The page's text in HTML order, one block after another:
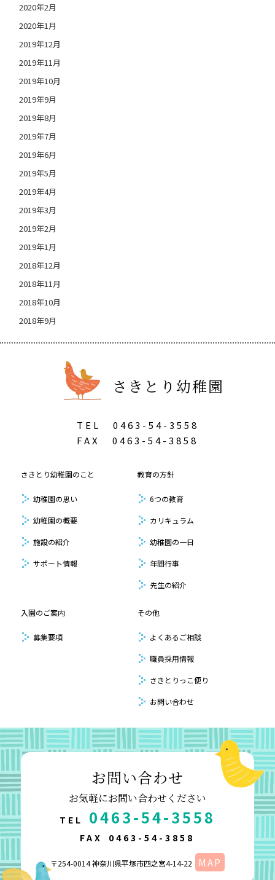
2020年2月
2020年1月
2019年12月
2019年11月
2019年10月
2019年9月
2019年8月
2019年7月
2019年6月
2019年5月
2019年4月
2019年3月
2019年2月
2019年1月
2018年12月
2018年11月
2018年10月
2018年9月
さきとり幼稚園
TEL
0463-54-3558
FAX
0463-54-3858
さきとり幼稚園のこと
幼稚園の思い
幼稚園の概要
施設の紹介
サポート情報
教育の方針
6つの教育
カリキュラム
幼稚園の一日
年間行事
先生の紹介
入園のご案内
募集要項
その他
よくあるご相談
職員採用情報
さきとりっこ便り
お問い合わせ
お問い合わせ
お気軽にお問い合わせください
TEL 0463-54-3558
FAX 0463-54-3858
〒254-0014 神奈川県平塚市四之宮4-14-22 MAP